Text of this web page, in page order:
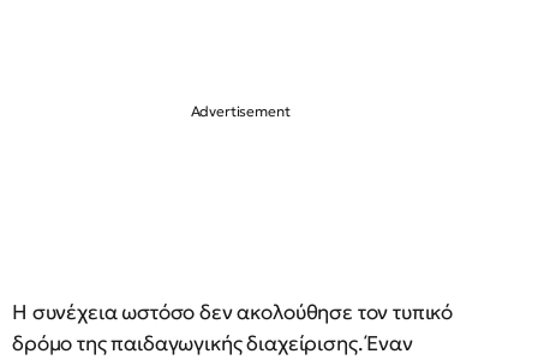
Η συνέχεια ωστόσο δεν ακολούθησε τον τυπικό
δρόμο της παιδαγωγικής διαχείρισης. Έναν